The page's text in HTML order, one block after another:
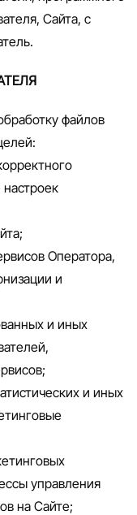
Сайта, с
файлов
Оператора,
и
и иных
и иных
управления
на Сайте;